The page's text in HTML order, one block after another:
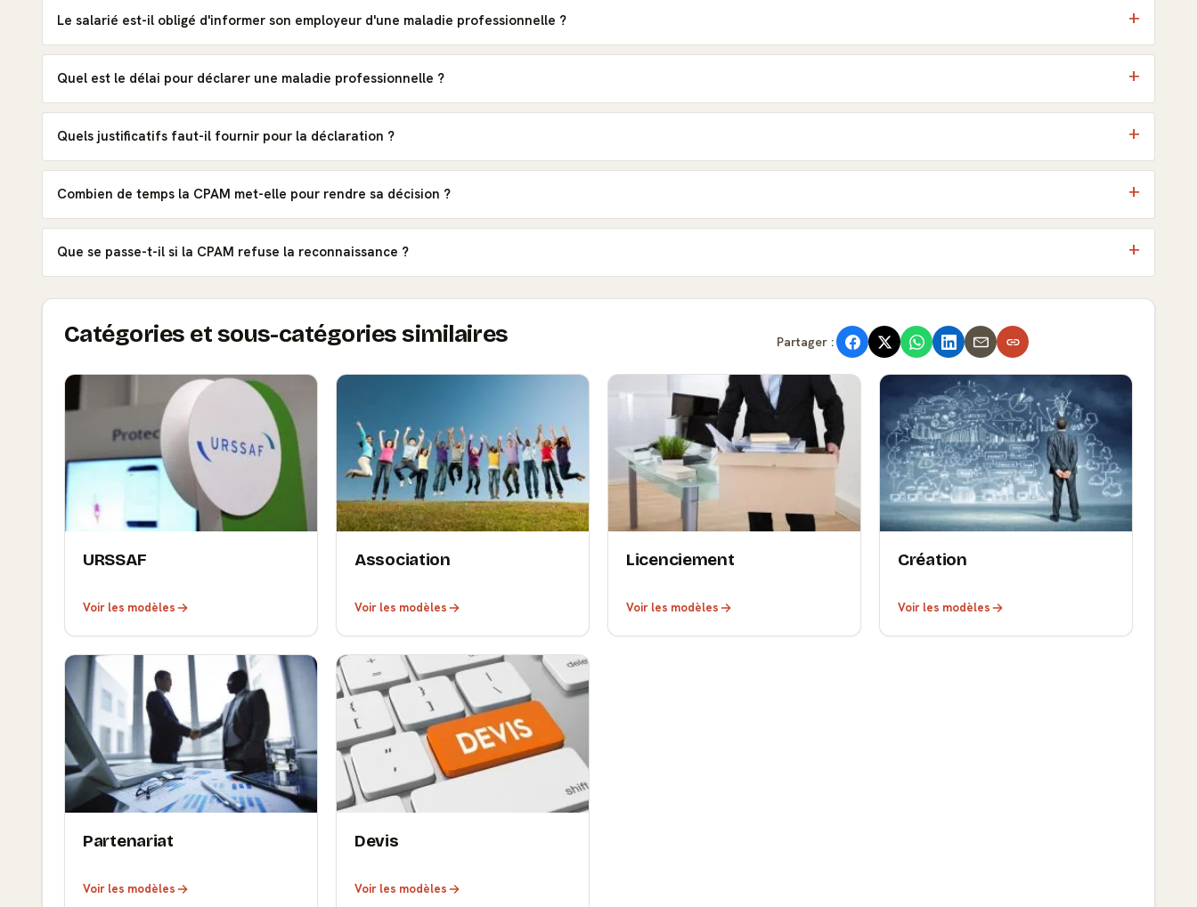
Le salarié est-il obligé d'informer son employeur d'une maladie professionnelle ?
Quel est le délai pour déclarer une maladie professionnelle ?
Quels justificatifs faut-il fournir pour la déclaration ?
Combien de temps la CPAM met-elle pour rendre sa décision ?
Que se passe-t-il si la CPAM refuse la reconnaissance ?
Catégories et sous-catégories similaires Partager :
URSSAF
Voir les modèles
Association
Voir les modèles
Licenciement
Voir les modèles
Création
Voir les modèles
Partenariat
Voir les modèles
Devis
Voir les modèles